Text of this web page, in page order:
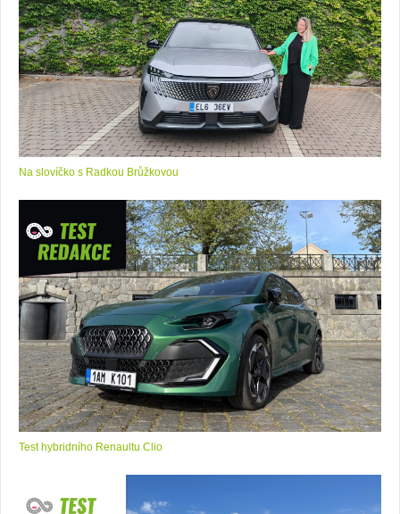
Na slovíčko s Radkou Brůžkovou
Test hybridního Renaultu Clio